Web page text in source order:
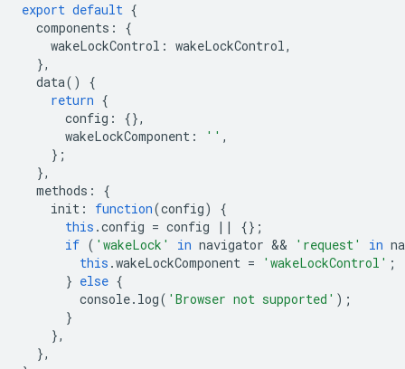
export default {
components :
{
wakeLockControl : wakeLockControl,
},
data()
{
return {
config :
{},
wakeLockComponent : '' ,
};
},
methods :
{
init : function(config)
{
this .config = config ||
{};
if ( 'wakeLock' in navigator && 'request' in
this .wakeLockComponent = 'wakeLockControl' ;
} else {
console. log( 'Browser not supported' );
}
},
},